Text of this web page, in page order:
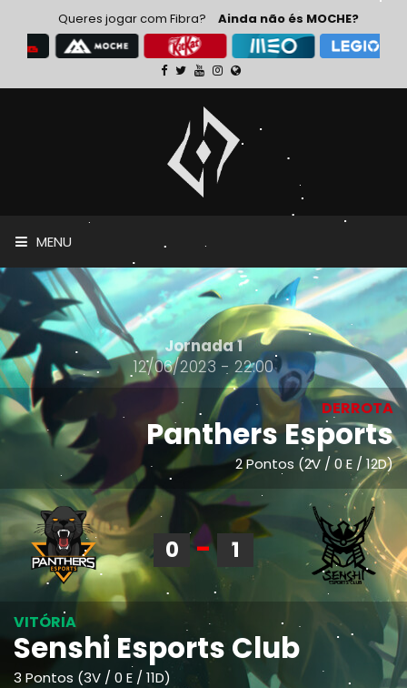
Queres jogar com Fibra? Ainda não és MOCHE?
MENU
Jornada 1
12/06/2023 - 22:00
DERROTA
Panthers Esports
2 Pontos (2V / 0 E / 12D)
0 - 1
VITÓRIA
Senshi Esports Club
3 Pontos (3V / 0 E / 11D)